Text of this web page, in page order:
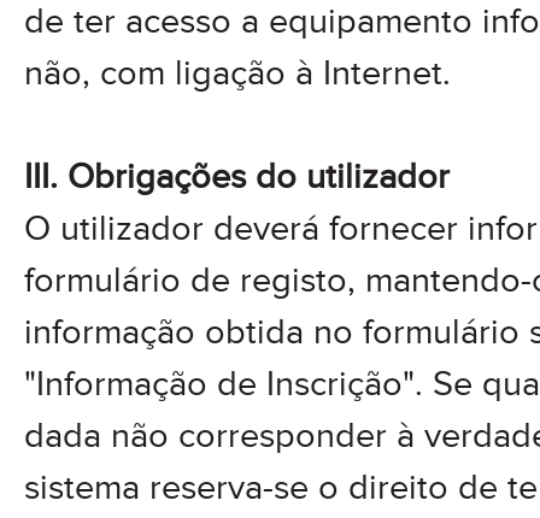
de ter acesso a equipamento
não, com ligação à Internet.
III. Obrigações do utilizador
O utilizador deverá fornecer
formulário de registo,
informação obtida no formulário
"Informação de Inscrição". Se
dada não corresponder à
sistema reserva-se o direito de